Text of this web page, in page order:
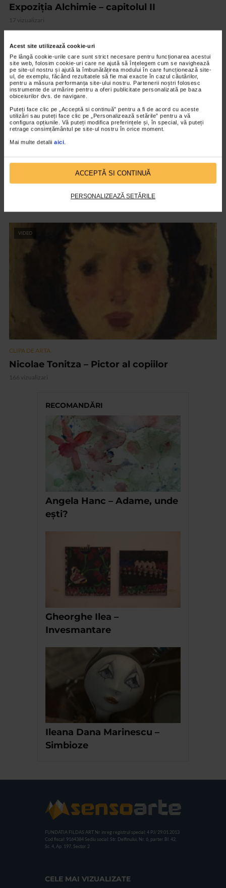
Acest site utilizează cookie-uri
Pe lângă cookie-urile care sunt strict necesare pentru funcționarea acestui
site web, folosim cookie-uri care ne ajută să înțelegem cum se navighează
pe site-ul nostru și ajută la îmbunătățirea modului în care funcționează site-
ul, de exemplu, făcând rezultatele să fie mai exacte în cazul căutărilor,
pentru a măsura performanța site-ului nostru. Partenerii noștri folosesc
instrumente de urmărire pentru a oferi publicitate personalizată pe baza
obiceiurilor dvs. de navigare.
Puteți face clic pe „Acceptă si continuă” pentru a fi de acord cu aceste
utilizări sau puteți face clic pe „Personalizează setările” pentru a vă
configura opțiunile. Vă puteți modifica preferințele și, în special, vă puteți
retrage consimțământul pe site-ul nostru în orice moment.
Mai multe detalii aici
ACCEPTĂ SI CONTINUĂ
PERSONALIZEAZĂ SETĂRILE
Expoziția Alchimie – capitolul II
17 vizualizari
VIDEO
CLIPA DE ARTA
ARTS and ARTISTS. Floriama Cândea –
„Invisible Garden #2”
VIDEO
CLIPA DE ARTA
Nicolae Tonitza – Pictor al copiilor
166 vizualizari
RECOMANDĂRI
Angela Hanc – Adame, unde
ești?
Gheorghe Ilea –
Invesmantare
Ileana Dana Marinescu –
Simbioze
FUNDATIA FILDAS ART Nr inreg registrul special: 4 PJ/ 29.01.2013
Cod fiscal: 9164384 Sediu social: Str. Delfinului, Nr. 6, parter Bl. 42,
Sc. 4, Ap. 197, Sector 2
CELE MAI VIZUALIZATE